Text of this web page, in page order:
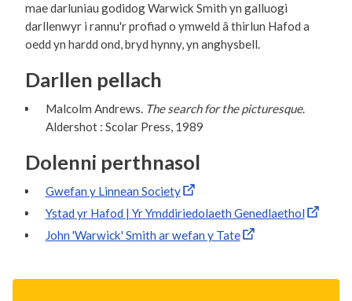
mae darluniau godidog Warwick Smith yn galluogi
darllenwyr i rannu'r profiad o ymweld â thirlun Hafod a
oedd yn hardd ond, bryd hynny, yn anghysbell.
Darllen pellach
Malcolm Andrews. The search for the picturesque.
Aldershot : Scolar Press, 1989
Dolenni perthnasol
Gwefan y Linnean Society
Ystad yr Hafod | Yr Ymddiriedolaeth Genedlaethol
John 'Warwick' Smith ar wefan y Tate